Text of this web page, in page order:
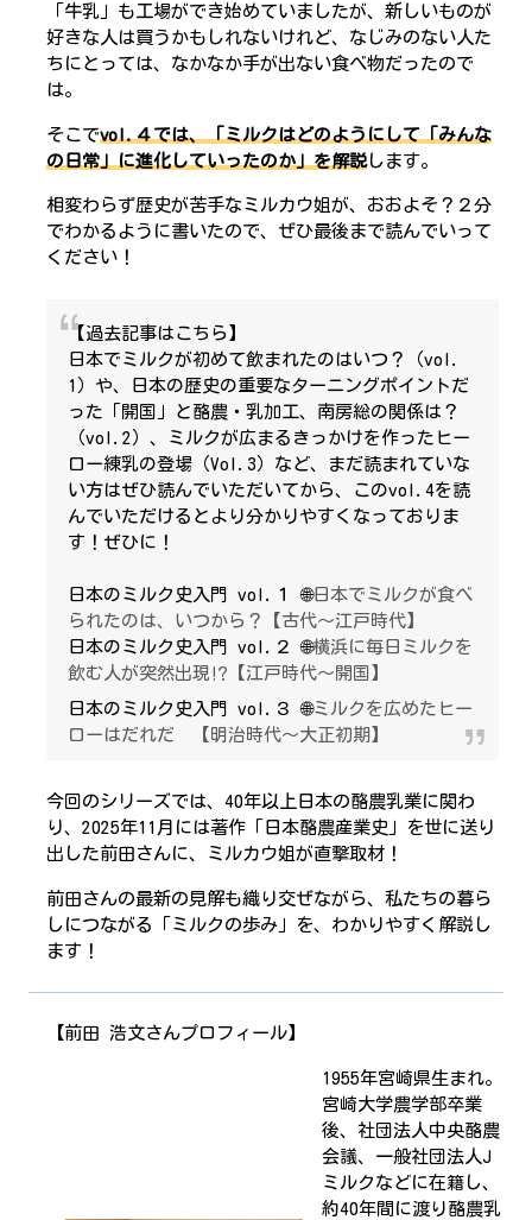
「牛乳」も工場ができ始めていましたが、新しいものが
好きな人は買うかもしれないけれど、なじみのない人た
ちにとっては、なかなか手が出ない食べ物だったので
は。
そこでvol.４では、「ミルクはどのようにして「みんな
の日常」に進化していったのか」を解説します。
相変わらず歴史が苦手なミルカウ姐が、おおよそ？２分
でわかるように書いたので、ぜひ最後まで読んでいって
ください！
【過去記事はこちら】
日本でミルクが初めて飲まれたのはいつ？（vol.
1）や、日本の歴史の重要なターニングポイントだ
った「開国」と酪農・乳加工、南房総の関係は？
（vol.2）、ミルクが広まるきっかけを作ったヒー
ロー練乳の登場（Vol.3）など、まだ読まれていな
い方はぜひ読んでいただいてから、このvol.4を読
んでいただけるとより分かりやすくなっておりま
す！ぜひに！
日本のミルク史入門 vol.１ 🌐日本でミルクが食べ
られたのは、いつから？【古代～江戸時代】
日本のミルク史入門 vol.２ 🌐横浜に毎日ミルクを
飲む人が突然出現⁉【江戸時代～開国】
日本のミルク史入門 vol.３ 🌐ミルクを広めたヒー
ローはだれだ 【明治時代～大正初期】
今回のシリーズでは、40年以上日本の酪農乳業に関わ
り、2025年11月には著作「日本酪農産業史」を世に送り
出した前田さんに、ミルカウ姐が直撃取材！
前田さんの最新の見解も織り交ぜながら、私たちの暮ら
しにつながる「ミルクの歩み」を、わかりやすく解説し
ます！
【前田 浩文さんプロフィール】
1955年宮崎県生まれ。
宮崎大学農学部卒業
後、社団法人中央酪農
会議、一般社団法人J
ミルクなどに在籍し、
約40年間に渡り酪農乳